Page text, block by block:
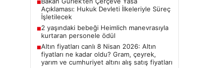
■
Açıklaması: Hukuk Devleti İlkeleriyle Süreç
İşletilecek
■2 yaşındaki bebeği Heimlich manevrasıyla
kurtaran personele ödül
■Altın fiyatları canlı 8 Nisan 2026: Altın
fiyatları ne kadar oldu? Gram, çeyrek,
yarım ve cumhuriyet altını alış satış fiyatları